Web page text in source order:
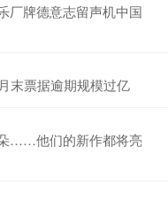
厂牌德意志留声机中国
末票据逾期规模过亿
……他们的新作都将亮